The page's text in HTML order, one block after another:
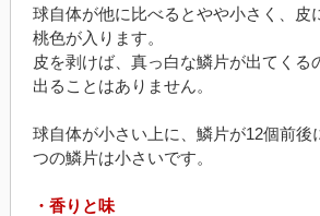
球自体が他に比べるとやや小さく、皮
桃色が入ります。
皮を剥けば、真っ白な鱗片が出てくる
出ることはありません。
球自体が小さい上に、鱗片が12個前後
つの鱗片は小さいです。
・香りと味